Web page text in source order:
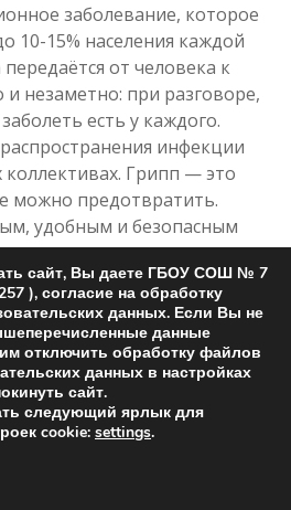
заболевание, которое
10-15% населения каждой
от человека к
и незаметно: при разговоре,
есть у каждого.
инфекции
коллективах. Грипп — это
можно предотвратить.
удобным и безопасным
гриппа являются
Противогриппозные
в правильной дозе и в
от заболевания гриппом
Если даже привитый
он защищён от
и само заболевание
сайт, Вы даете ГБОУ СОШ № 7
), согласие на обработку
данных. Если Вы не
данные
отключить обработку файлов
данных в настройках
сайт.
следующий ярлык для
cookie: settings.